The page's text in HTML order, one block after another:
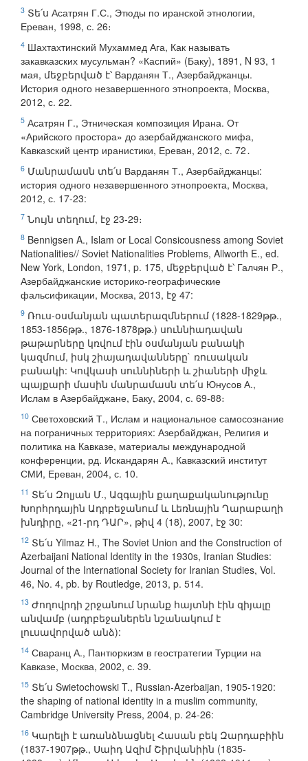
3 Տե՛ս Асатрян Г.С., Этюды по иранской этнологии,
Ереван, 1998, с. 26։
4 Шахтахтинский Мухаммед Ага, Как называть
закавказских мусульман? «Каспий» (Баку), 1891, N 93, 1
мая, մեջբերված է՝ Варданян Т., Азербайджанцы.
История одного незавершенного этнопроекта, Москва,
2012, с. 22.
5 Асатрян Г., Этническая композиция Ирана. От
«Арийского простора» до азербайджанского мифа,
Кавказский центр иранистики, Ереван, 2012, с. 72․
6 Մանրամասն տե՛ս Варданян Т., Азербайджанцы:
история одного незавершенного этнопроекта, Москва,
2012, с. 17-23:
7 Նույն տեղում, էջ 23-29։
8 Bennigsen A., Islam or Local Consicousness among Soviet
Nationalities// Soviet Nationalities Problems, Allworth E., ed.
New York, London, 1971, p. 175, մեջբերված է՝ Галчян Р.,
Азербайджанские историко-географические
фальсификации, Москва, 2013, էջ 47:
9 Ռուս-օսմանյան պատերազմներում (1828-1829թթ.,
1853-1856թթ., 1876-1878թթ.) սուննիադավան
թաթարները կռվում էին օսմանյան բանակի
կազմում, իսկ շիայադավանները` ռուսական
բանակի: Կովկասի սուննիների և շիաների միջև
պայքարի մասին մանրամասն տե՛ս Юнусов А.,
Ислам в Азербайджане, Баку, 2004, с. 69-88։
10 Светоховский Т., Ислам и национальное самосознание
на пограничных территориях: Азербайджан, Религия и
политика на Кавказе, материалы международной
конференции, рд. Искандарян А., Кавказский институт
СМИ, Ереван, 2004, с. 10.
11 Տե՛ս Զոլյան Մ., Ազգային քաղաքականությունը
Խորհրդային Ադրբեջանում և Լեռնային Ղարաբաղի
խնդիրը, «21-րդ ԴԱՐ», թիվ 4 (18), 2007, էջ 30:
12 Տե՛ս Yilmaz H., The Soviet Union and the Construction of
Azerbaijani National Identity in the 1930s, Iranian Studies:
Journal of the International Society for Iranian Studies, Vol.
46, No. 4, pb. by Routledge, 2013, p. 514.
13 Ժողովրդի շրջանում նրանք հայտնի էին զիյալը
անվամբ (ադրբեջաներեն նշանակում է
լուսավորված անձ):
14 Сваранц А., Пантюркизм в геостратегии Турции на
Кавказе, Москва, 2002, с. 39.
15 Տե՛ս Swietochowski T., Russian-Azerbaijan, 1905-1920:
the shaping of national identity in a muslim community,
Cambridge University Press, 2004, p. 24-26:
16 Կարելի է առանձնացնել Հասան բեկ Զարդաբիին
(1837-1907թթ., Սաիդ Ազիմ Շիրվանիին (1835-